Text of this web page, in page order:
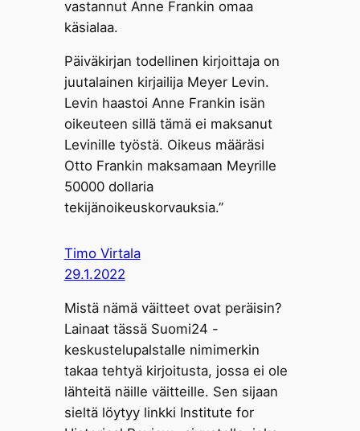
vastannut Anne Frankin omaa
käsialaa.
Päiväkirjan todellinen kirjoittaja on
juutalainen kirjailija Meyer Levin.
Levin haastoi Anne Frankin isän
oikeuteen sillä tämä ei maksanut
Levinille työstä. Oikeus määräsi
Otto Frankin maksamaan Meyrille
50000 dollaria
tekijänoikeuskorvauksia.”
Timo Virtala
29.1.2022
Mistä nämä väitteet ovat peräisin?
Lainaat tässä Suomi24 -
keskustelupalstalle nimimerkin
takaa tehtyä kirjoitusta, jossa ei ole
lähteitä näille väitteille. Sen sijaan
sieltä löytyy linkki Institute for